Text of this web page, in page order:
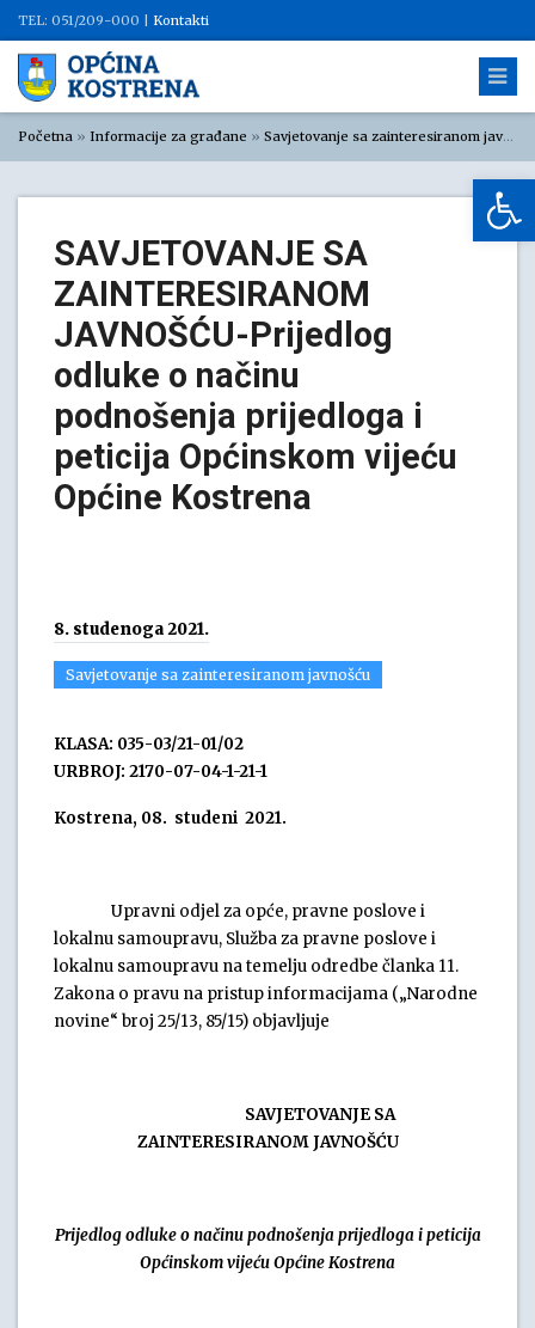
TEL: 051/209-000 | Kontakti
Početna » Informacije za građane » Savjetovanje sa zainteresiranom javnošću
SAVJETOVANJE SA
ZAINTERESIRANOM
JAVNOŠĆU-Prijedlog
odluke o načinu
podnošenja prijedloga i
peticija Općinskom vijeću
Općine Kostrena
8. studenoga 2021.
Savjetovanje sa zainteresiranom javnošću
KLASA: 035-03/21-01/02
URBROJ: 2170-07-04-1-21-1
Kostrena, 08. studeni 2021.
Upravni odjel za opće, pravne poslove i
lokalnu samoupravu, Služba za pravne poslove i
lokalnu samoupravu na temelju odredbe članka 11.
Zakona o pravu na pristup informacijama („Narodne
novine“ broj 25/13, 85/15) objavljuje
SAVJETOVANJE SA
ZAINTERESIRANOM JAVNOŠĆU
Prijedlog odluke o načinu podnošenja prijedloga i peticija
Općinskom vijeću Općine Kostrena